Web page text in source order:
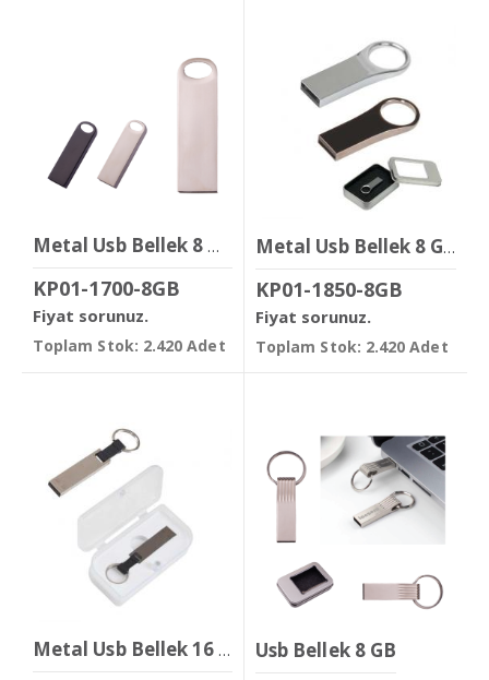
Metal Usb Bellek 8 GB
KP01-1700-8GB
Fiyat sorunuz.
Toplam Stok: 2.420 Adet
Metal Usb Bellek 8 GB
KP01-1850-8GB
Fiyat sorunuz.
Toplam Stok: 2.420 Adet
Metal Usb Bellek 16 GB Usb Bellek 8 GB